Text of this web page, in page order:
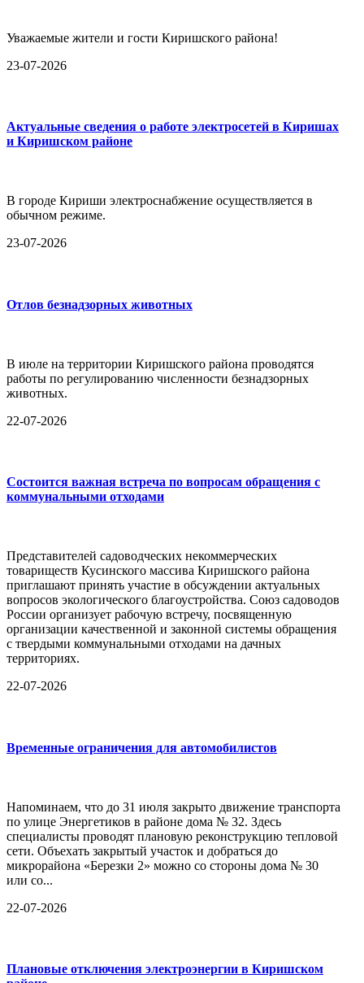
Уважаемые жители и гости Киришского района!
23-07-2026
Актуальные сведения о работе электросетей в Киришах
и Киришском районе
В городе Кириши электроснабжение осуществляется в
обычном режиме.
23-07-2026
Отлов безнадзорных животных
В июле на территории Киришского района проводятся
работы по регулированию численности безнадзорных
животных.
22-07-2026
Состоится важная встреча по вопросам обращения с
коммунальными отходами
Представителей садоводческих некоммерческих
товариществ Кусинского массива Киришского района
приглашают принять участие в обсуждении актуальных
вопросов экологического благоустройства. Союз садоводов
России организует рабочую встречу, посвященную
организации качественной и законной системы обращения
с твердыми коммунальными отходами на дачных
территориях.
22-07-2026
Временные ограничения для автомобилистов
Напоминаем, что до 31 июля закрыто движение транспорта
по улице Энергетиков в районе дома № 32. Здесь
специалисты проводят плановую реконструкцию тепловой
сети. Объехать закрытый участок и добраться до
микрорайона «Березки 2» можно со стороны дома № 30
или со...
22-07-2026
Плановые отключения электроэнергии в Киришском